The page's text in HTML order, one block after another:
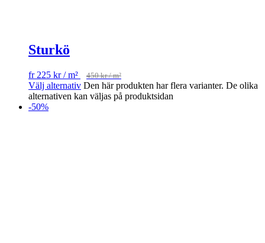
Sturkö
fr 225 kr/ m² 450kr/ m²
Välj alternativ Den här produkten har flera varianter. De olika
alternativen kan väljas på produktsidan
-50%